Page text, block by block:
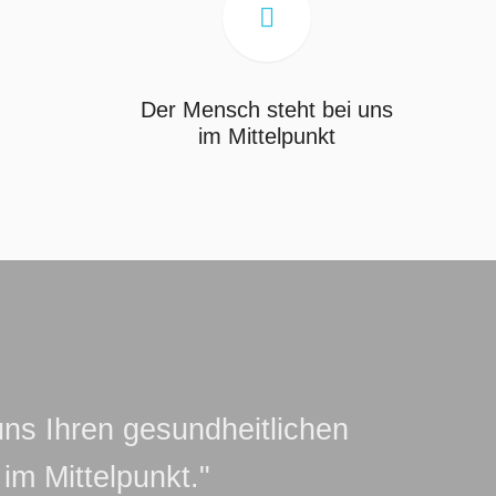

Der Mensch steht bei uns
im Mittelpunkt
Ihren gesundheitlichen
Mittelpunkt."